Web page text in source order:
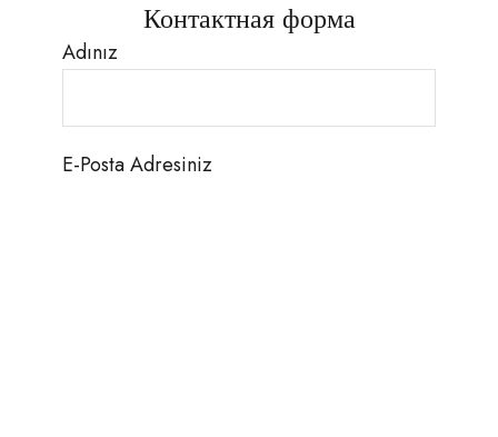
Контактная форма
Adınız
E-Posta Adresiniz